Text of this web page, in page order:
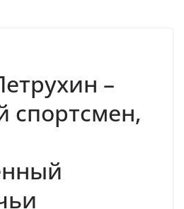
–
спортсмен,